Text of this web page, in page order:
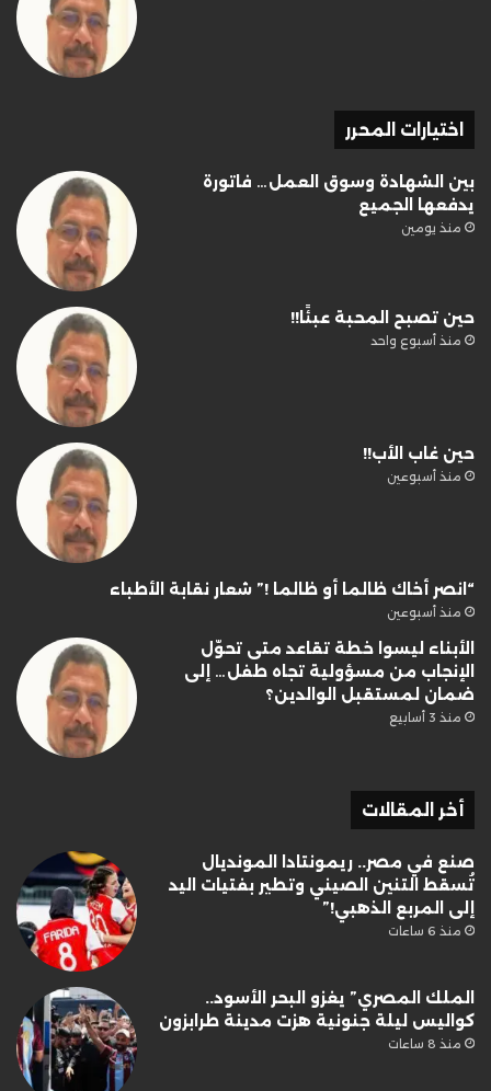
اختيارات المحرر
بين الشهادة وسوق العمل… فاتورة
يدفعها الجميع
منذ يومين
حين تصبح المحبة عبئًا!!
منذ أسبوع واحد
حين غاب الأب!!
منذ أسبوعين
“انصر أخاك ظالما أو ظالما !” شعار نقابة الأطباء
منذ أسبوعين
الأبناء ليسوا خطة تقاعد متى تحوّل
الإنجاب من مسؤولية تجاه طفل… إلى
ضمان لمستقبل الوالدين؟
منذ 3 أسابيع
أخر المقالات
صنع في مصر.. ريمونتادا المونديال
تُسقط التنين الصيني وتطير بفتيات اليد
إلى المربع الذهبي!”
منذ 6 ساعات
الملك المصري” يغزو البحر الأسود..
كواليس ليلة جنونية هزت مدينة طرابزون
منذ 8 ساعات